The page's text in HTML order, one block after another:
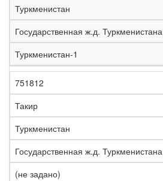
Туркменистан
Государственная ж.д. Туркменистана
Туркменистан-1
751812
Такир
Туркменистан
Государственная ж.д. Туркменистана
(не задано)